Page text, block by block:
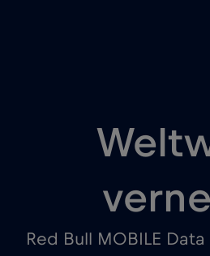
Red Bull MOBILE